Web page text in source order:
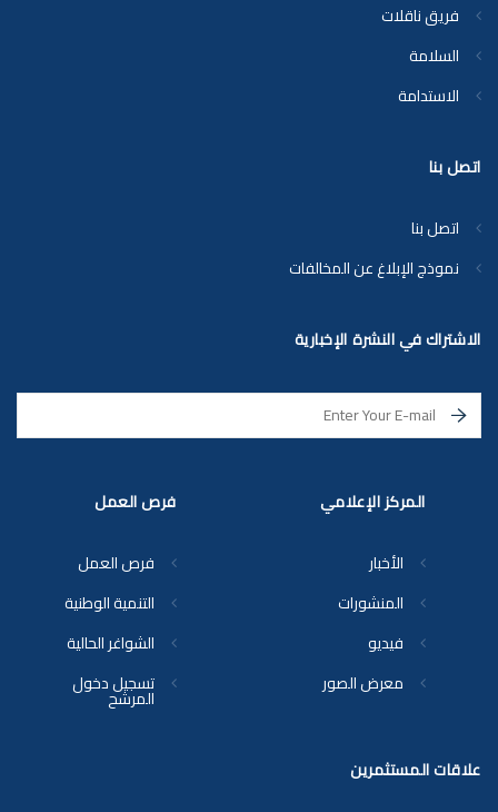
اتصل بنا
اتصل بنا
نموذج الإبلاغ عن المخالفات
الاشتراك في النشرة الإخبارية
فرص العمل
فرص العمل
التنمية الوطنية
الشواغر الحالية
تسجيل دخول
المرشح
المركز الإعلامي
الأخبار
المنشورات
فيديو
معرض الصور
علاقات المستثمرين
فريق ناقلات
السلامة
الاستدامة